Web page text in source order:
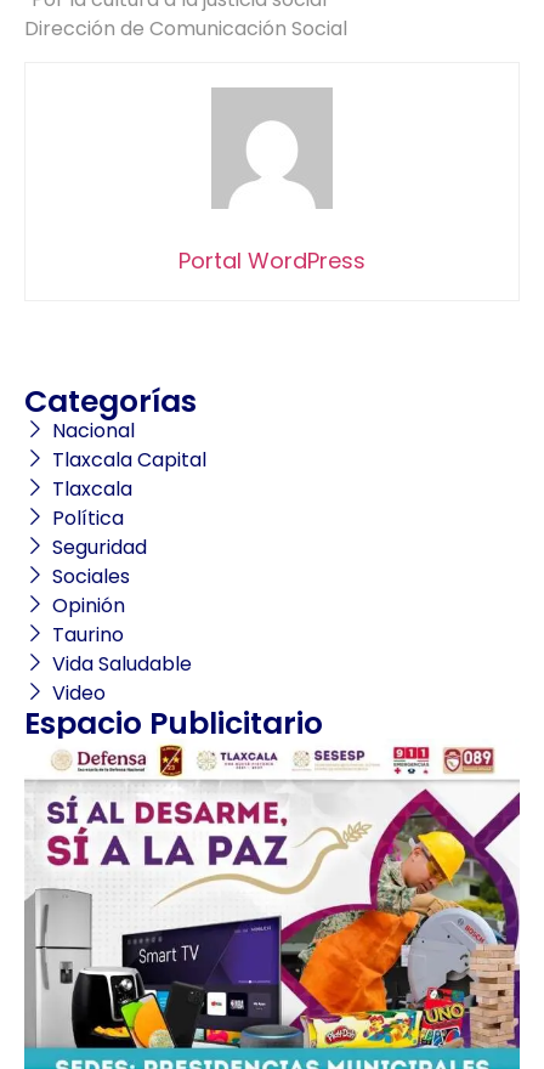
Dirección de Comunicación Social
Portal WordPress
Categorías
Nacional
Tlaxcala Capital
Tlaxcala
Política
Seguridad
Sociales
Opinión
Taurino
Vida Saludable
Video
Espacio Publicitario